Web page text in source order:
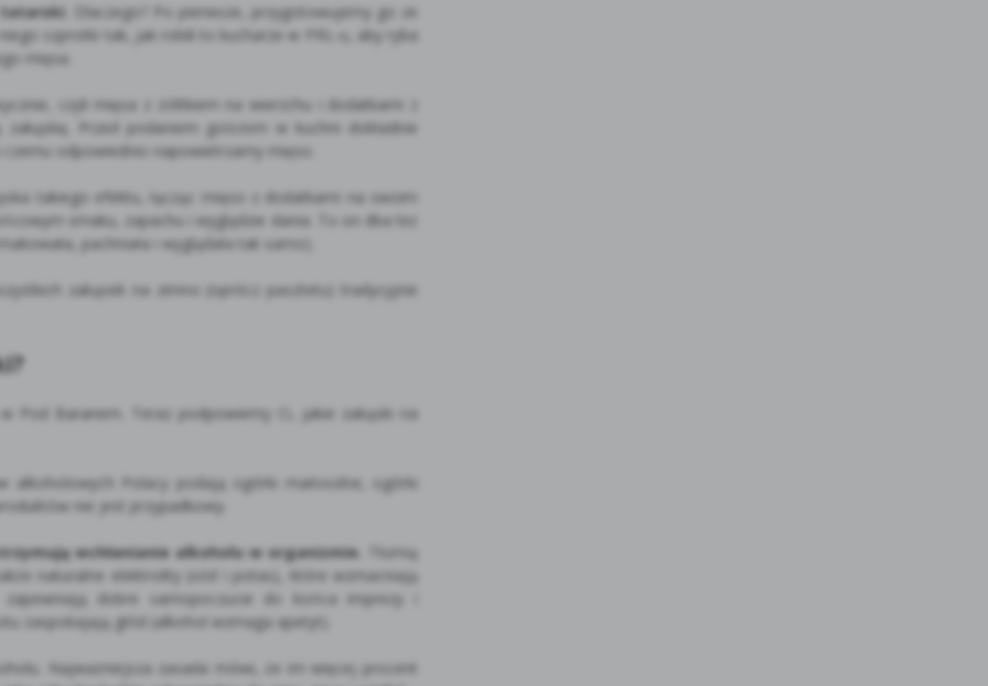
. Dlaczego? Po pierwsze, przygotowujemy go ze
szprotki tak, jak robili to kucharze w PRL-u, aby ryba
mięsa.
czyli mięsa z żółtkiem na wierzchu i dodatkami z
Przed podaniem gościom w kuchni dokładnie
odpowiednio napowietrzamy mięso.
takiego efektu, łącząc mięso z dodatkami na swoim
smaku, zapachu i wyglądzie dania. To on dba też
pachniała i wyglądała tak samo).
zakąsek na zimno (oprócz pasztetu) tradycyjnie
Pod Baranem. Teraz podpowiemy Ci, jakie zakąski na
alkoholowych Polacy podają ogórki małosolne, ogórki
nie jest przypadkowy.
wchłanianie alkoholu w organizmie.
Tłumią
naturalne elektrolity (sód i potas), które wzmacniają
dobre samopoczucie do końca imprezy i
zaspokajają głód (alkohol wzmaga apetyt).
Najważniejsza zasada mówi, że im więcej procent